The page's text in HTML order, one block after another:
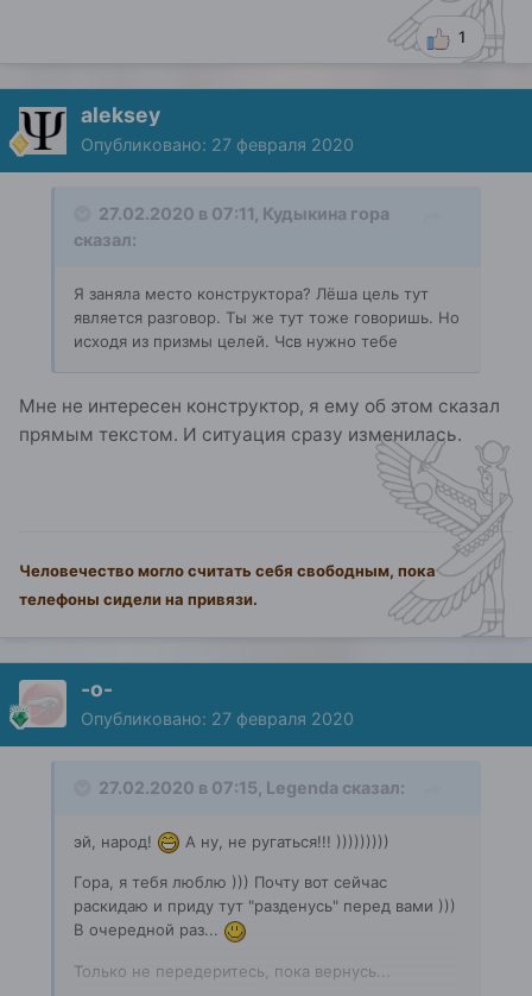
1
aleksey
Опубликовано: 27 февраля 2020
27.02.2020 в 07:11, Кудыкина гора
сказал:
Я заняла место конструктора? Лёша цель тут
является разговор. Ты же тут тоже говоришь. Но
исходя из призмы целей. Чсв нужно тебе
Мне не интересен конструктор, я ему об этом сказал
прямым текстом. И ситуация сразу изменилась.
Человечество могло считать себя свободным, пока
телефоны сидели на привязи.
-о-
Опубликовано: 27 февраля 2020
27.02.2020 в 07:15, Legenda сказал:
эй, народ! А ну, не ругаться!!! )))))))))
Гора, я тебя люблю ))) Почту вот сейчас
раскидаю и приду тут "разденусь" перед вами )))
В очередной раз...
Только не передеритесь, пока вернусь...